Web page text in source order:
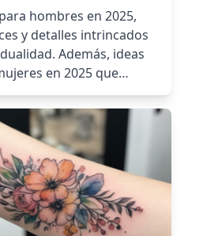
hombres en 2025,
y detalles intrincados
Además, ideas
en 2025 que
y estilo. Ya sea
para tu próximo
tengas curiosidad por
artículo puede